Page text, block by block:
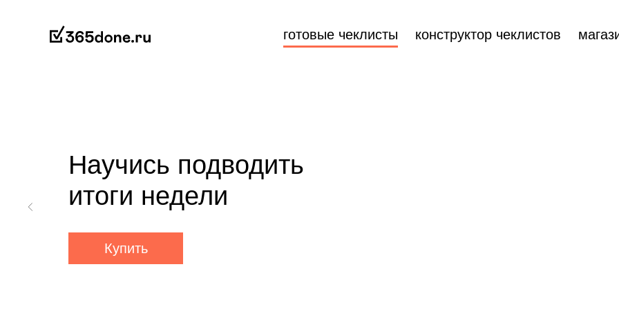
готовые чеклисты конструктор чеклистов
Научись подводить
итоги недели
Купить